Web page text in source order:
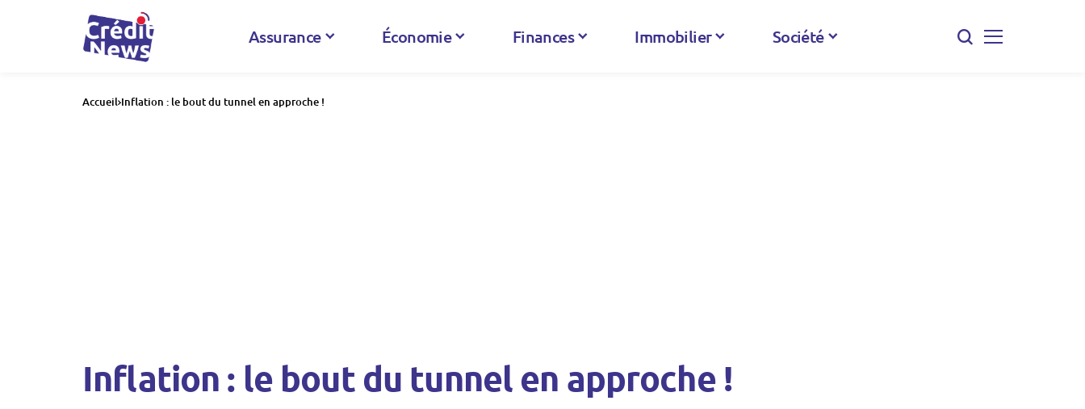
Assurance Économie Finances Immobilier Société
Accueil Inflation : le bout du tunnel en approche !
Inflation : le bout du tunnel en approche !